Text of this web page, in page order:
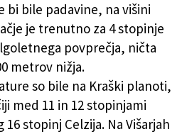
bi bile padavine, na višini
je trenutno za 4 stopinje
povprečja, ničta
metrov nižja.
so bile na Kraški planoti,
med 11 in 12 stopinjami
stopinj Celzija. Na Višarjah